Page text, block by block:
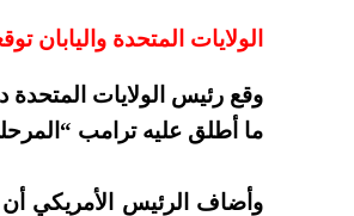
الولايات المتحدة واليابان
وقع رئيس الولايات المتحدة
ما أطلق عليه ترامب